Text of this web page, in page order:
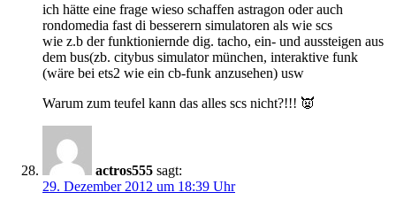
ich hätte eine frage wieso schaffen astragon oder auch
rondomedia fast di besserern simulatoren als wie scs
wie z.b der funktioniernde dig. tacho, ein- und aussteigen aus
dem bus(zb. citybus simulator münchen, interaktive funk
(wäre bei ets2 wie ein cb-funk anzusehen) usw
Warum zum teufel kann das alles scs nicht?!!! 👿
actros555 sagt:
29. Dezember 2012 um 18:39 Uhr